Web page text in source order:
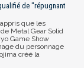
de "répugnant
que les
Metal Gear Solid
Game Show
du personnage
créé la